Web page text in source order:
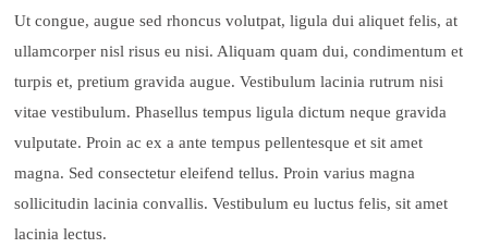
Ut congue, augue sed rhoncus volutpat, ligula dui aliquet felis, at
ullamcorper nisl risus eu nisi. Aliquam quam dui, condimentum et
turpis et, pretium gravida augue. Vestibulum lacinia rutrum nisi
vitae vestibulum. Phasellus tempus ligula dictum neque gravida
vulputate. Proin ac ex a ante tempus pellentesque et sit amet
magna. Sed consectetur eleifend tellus. Proin varius magna
sollicitudin lacinia convallis. Vestibulum eu luctus felis, sit amet
lacinia lectus.